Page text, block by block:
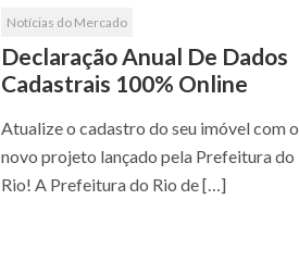
Notícias do Mercado
Declaração Anual De Dados
Cadastrais 100% Online
Atualize o cadastro do seu imóvel com o
novo projeto lançado pela Prefeitura do
Rio! A Prefeitura do Rio de […]